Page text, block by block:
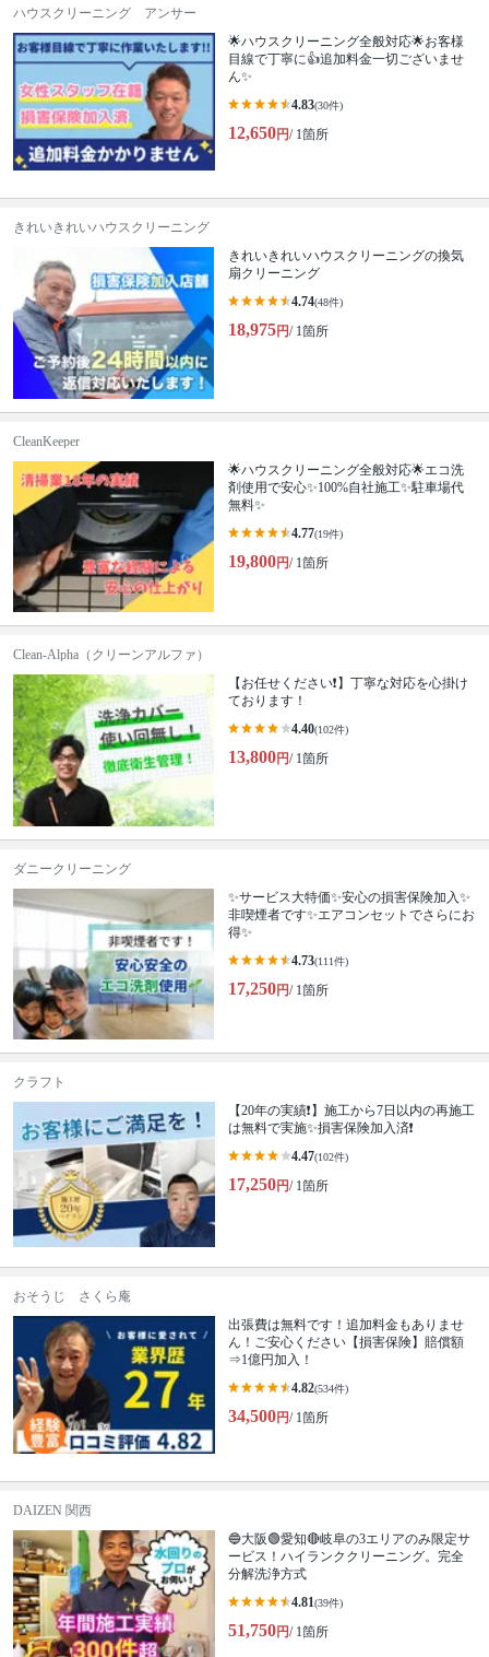
ハウスクリーニング アンサー
🌟ハウスクリーニング全般対応🌟お客様
目線で丁寧に👍追加料金一切ございませ
ん✨
4.83(30件)
12,650円/ 1箇所
きれいきれいハウスクリーニング
きれいきれいハウスクリーニングの換気
扇クリーニング
4.74(48件)
18,975円/ 1箇所
CleanKeeper
🌟ハウスクリーニング全般対応🌟エコ洗
剤使用で安心✨100%自社施工✨駐車場代
無料✨
4.77(19件)
19,800円/ 1箇所
Clean-Alpha（クリーンアルファ）
【お任せください❗️】丁寧な対応を心掛け
ております！
4.40(102件)
13,800円/ 1箇所
ダニークリーニング
✨サービス大特価✨安心の損害保険加入✨
非喫煙者です✨エアコンセットでさらにお
得✨
4.73(111件)
17,250円/ 1箇所
クラフト
【20年の実績❗️】施工から7日以内の再施工
は無料で実施✨損害保険加入済❗️
4.47(102件)
17,250円/ 1箇所
おそうじ さくら庵
出張費は無料です！追加料金もありませ
ん！ご安心ください【損害保険】賠償額
⇒1億円加入！
4.82(534件)
34,500円/ 1箇所
DAIZEN 関西
🔵大阪🟢愛知🔴岐阜の3エリアのみ限定サ
ービス！ハイランククリーニング。完全
分解洗浄方式
4.81(39件)
51,750円/ 1箇所